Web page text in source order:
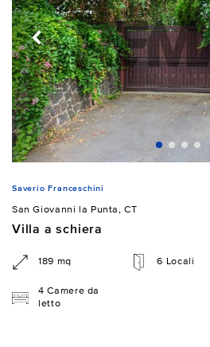
Saverio Franceschini
San Giovanni la Punta, CT
Villa a schiera
189 mq 6 Locali
4 Camere da
letto